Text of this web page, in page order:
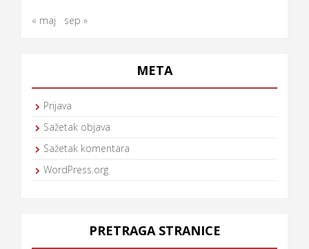
« maj sep »
META
Prijava
Sažetak objava
Sažetak komentara
WordPress.org
PRETRAGA STRANICE